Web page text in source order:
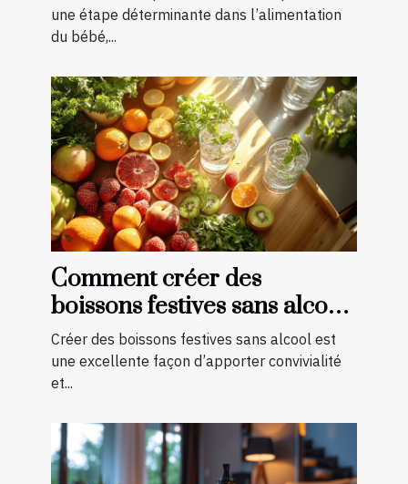
une étape déterminante dans l’alimentation
du bébé,...
Comment créer des
boissons festives sans alcool
pour toutes les saisons
Créer des boissons festives sans alcool est
une excellente façon d’apporter convivialité
et...